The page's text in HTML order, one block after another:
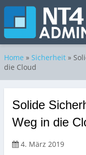
Home » Sicherheit »
die Cloud
Solide
Weg in die
4. März 2019